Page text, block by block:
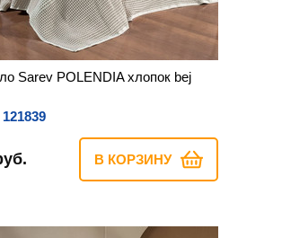
Sarev POLENDIA хлопок bej
121839
В КОРЗИНУ